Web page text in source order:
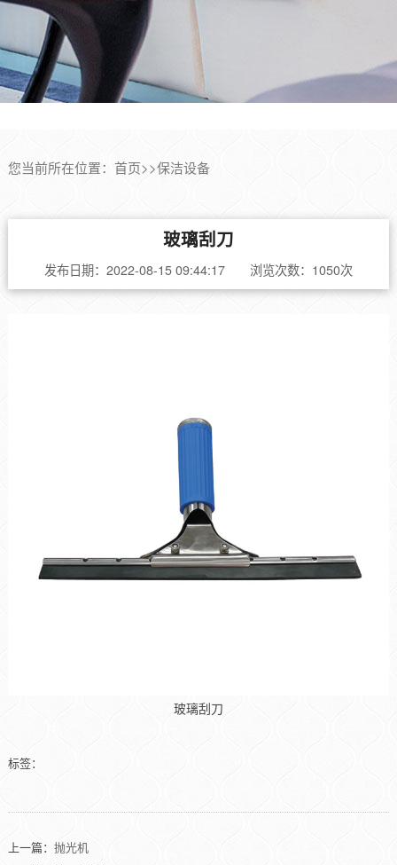
您当前所在位置： 首页>>保洁设备
玻璃刮刀
发布日期：2022-08-15 09:44:17 浏览次数：1050次
玻璃刮刀
标签：
上一篇： 抛光机